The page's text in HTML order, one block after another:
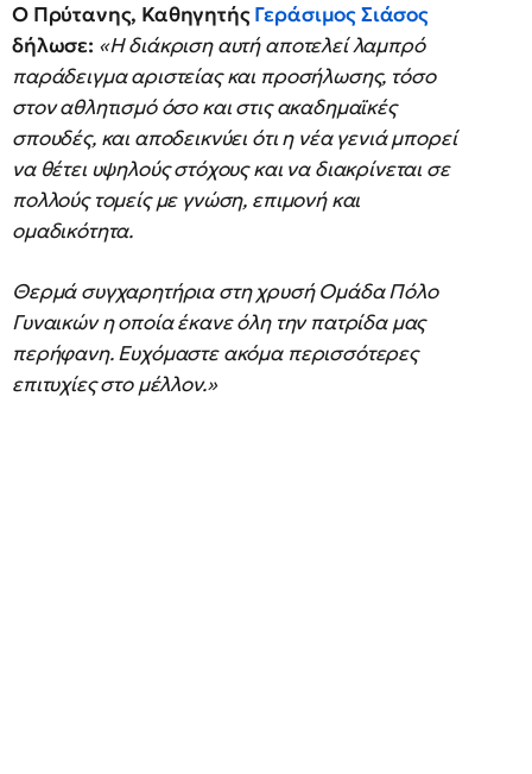
Ο Πρύτανης, ΚαθηγητήςΓεράσιμος Σιάσος
δήλωσε: «Η διάκριση αυτή αποτελεί λαμπρό
παράδειγμα αριστείας και προσήλωσης, τόσο
στον αθλητισμό όσο και στις ακαδημαϊκές
σπουδές, και αποδεικνύει ότι η νέα γενιά μπορεί
να θέτει υψηλούς στόχους και να διακρίνεται σε
πολλούς τομείς με γνώση, επιμονή και
ομαδικότητα.
Θερμά συγχαρητήρια στη χρυσή Ομάδα Πόλο
Γυναικών η οποία έκανε όλη την πατρίδα μας
περήφανη. Ευχόμαστε ακόμα περισσότερες
επιτυχίες στο μέλλον.»